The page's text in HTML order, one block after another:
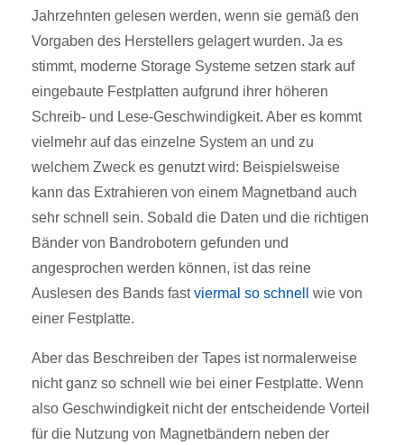
Jahrzehnten gelesen werden, wenn sie gemäß den
Vorgaben des Herstellers gelagert wurden. Ja es
stimmt, moderne Storage Systeme setzen stark auf
eingebaute Festplatten aufgrund ihrer höheren
Schreib- und Lese-Geschwindigkeit. Aber es kommt
vielmehr auf das einzelne System an und zu
welchem Zweck es genutzt wird: Beispielsweise
kann das Extrahieren von einem Magnetband auch
sehr schnell sein. Sobald die Daten und die richtigen
Bänder von Bandrobotern gefunden und
angesprochen werden können, ist das reine
Auslesen des Bands fastviermal so schnell
wie von
einer Festplatte.
Aber das Beschreiben der Tapes ist normalerweise
nicht ganz so schnell wie bei einer Festplatte. Wenn
also Geschwindigkeit nicht der entscheidende Vorteil
für die Nutzung von Magnetbändern neben der